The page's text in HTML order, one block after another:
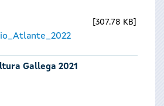
307.78 KB
Gallega 2021